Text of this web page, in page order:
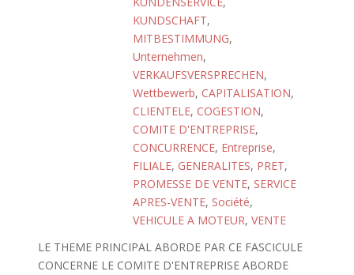
KUNDSCHAFT,
MITBESTIMMUNG,
Unternehmen,
VERKAUFSVERSPRECHEN,
Wettbewerb, CAPITALISATION,
CLIENTELE, COGESTION,
COMITE D'ENTREPRISE,
CONCURRENCE, Entreprise,
FILIALE, GENERALITES, PRET,
PROMESSE DE VENTE, SERVICE
APRES-VENTE, Société,
VEHICULE A MOTEUR, VENTE
LE THEME PRINCIPAL ABORDE PAR CE FASCICULE
CONCERNE LE COMITE D'ENTREPRISE ABORDE